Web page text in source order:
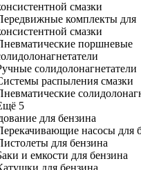
смазки
комплекты для
смазки
поршневые
солидолонагнетатели
распыления смазки
5
для бензина
насосы для
для бензина
и емкости для бензина